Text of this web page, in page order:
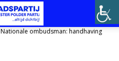
Nationale ombudsman: handhaving